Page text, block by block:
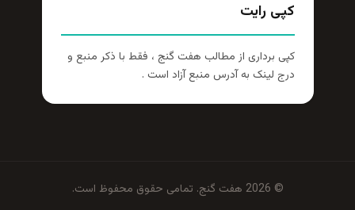
کپی رایت
کپی برداری از مطالب هفت گنج ، فقط با ذکر منبع و
درج لینک به آدرس منبع آزاد است .
© 2026 هفت گنج. تمامی حقوق محفوظ است.